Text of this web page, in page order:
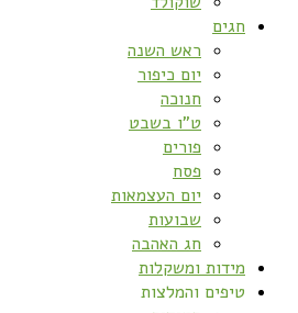
חגים
ראש השנה
יום כיפור
חנוכה
ט”ו בשבט
פורים
פסח
יום העצמאות
שבועות
חג האהבה
מידות ומשקלות
טיפים והמלצות